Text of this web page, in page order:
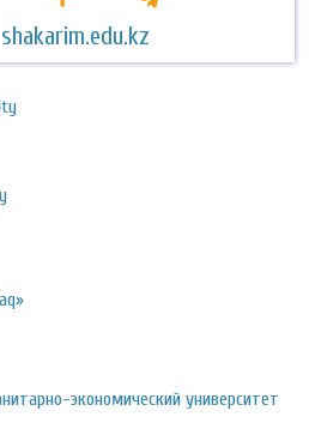
shakarim.edu.kz
экономический университет